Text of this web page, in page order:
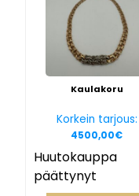
Kaulakoru
Korkein tarjous:
4500,00€
Huutokauppa
päättynyt